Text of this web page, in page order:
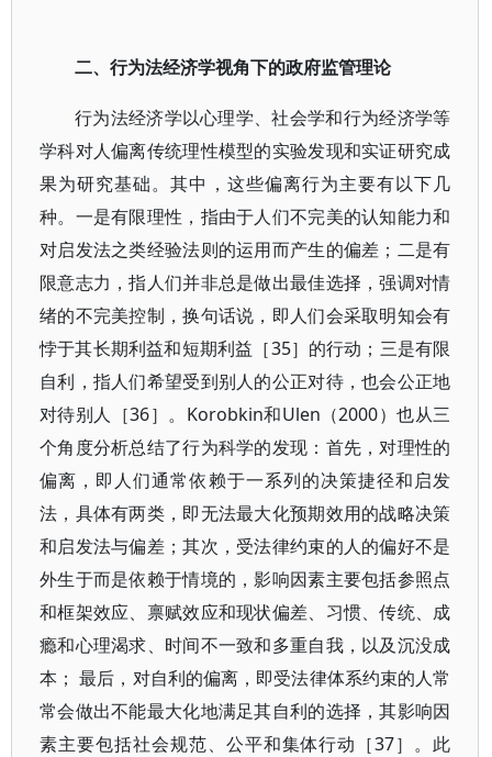
二、行为法经济学视角下的政府监管理论
行为法经济学以心理学、社会学和行为经济学等
学科对人偏离传统理性模型的实验发现和实证研究成
果为研究基础。其中，这些偏离行为主要有以下几
种。一是有限理性，指由于人们不完美的认知能力和
对启发法之类经验法则的运用而产生的偏差；二是有
限意志力，指人们并非总是做出最佳选择，强调对情
绪的不完美控制，换句话说，即人们会采取明知会有
悖于其长期利益和短期利益［35］的行动；三是有限
自利，指人们希望受到别人的公正对待，也会公正地
对待别人［36］。Korobkin和Ulen（2000）也从三
个角度分析总结了行为科学的发现：首先，对理性的
偏离，即人们通常依赖于一系列的决策捷径和启发
法，具体有两类，即无法最大化预期效用的战略决策
和启发法与偏差；其次，受法律约束的人的偏好不是
外生于而是依赖于情境的，影响因素主要包括参照点
和框架效应、禀赋效应和现状偏差、习惯、传统、成
瘾和心理渴求、时间不一致和多重自我，以及沉没成
本； 最后，对自利的偏离，即受法律体系约束的人常
常会做出不能最大化地满足其自利的选择，其影响因
素主要包括社会规范、公平和集体行动［37］。此